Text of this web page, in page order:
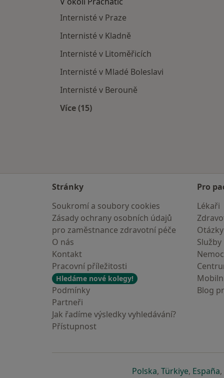
Internisté v Praze
Internisté v Kladně
Internisté v Litoměřicích
Internisté v Mladé Boleslavi
Internisté v Berouně
Více (15)
Stránky
Soukromí a soubory cookies
Zásady ochrany osobních údajů
pro zaměstnance zdravotní péče
O nás
Kontakt
Pracovní příležitosti
Hledáme nové kolegy!
Podmínky
Partneři
Jak řadíme výsledky vyhledávání?
Přístupnost
Pro
Lékaři
Služby
Blog
Polskase otevře v nové
, Türkiyese
, España,